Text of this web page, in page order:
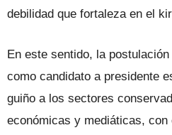
debilidad que fortaleza en el
En este sentido, la
como candidato a presidente
guiño a los sectores
económicas y mediáticas, con